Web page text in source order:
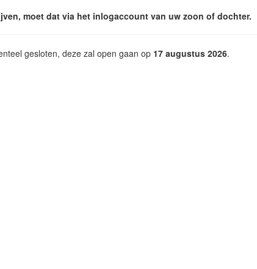
moet dat via het inlogaccount van uw zoon of dochter.
gesloten, deze zal open gaan op 17 augustus 2026.